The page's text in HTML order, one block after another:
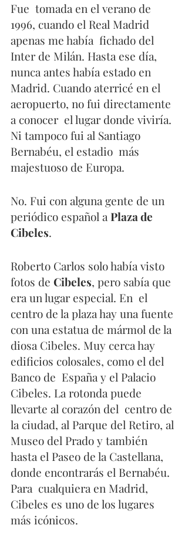
Fue  tomada en el verano de
1996, cuando el Real Madrid
apenas me había  fichado del
Inter de Milán. Hasta ese día,
nunca antes había estado en
Madrid. Cuando aterricé en el
aeropuerto, no fui directamente
a conocer  el lugar donde viviría.
Ni tampoco fui al Santiago
Bernabéu, el estadio  más
majestuoso de Europa.
No. Fui con alguna gente de un
periódico español a Plaza de
Cibeles.
Roberto Carlos solo había visto
fotos de Cibeles, pero sabía que
era un lugar especial. En  el
centro de la plaza hay una fuente
con una estatua de mármol de la
diosa Cibeles. Muy cerca hay
edificios colosales, como el del
Banco de  España y el Palacio
Cibeles. La rotonda puede
llevarte al corazón del  centro de
la ciudad, al Parque del Retiro, al
Museo del Prado y también
hasta el Paseo de la Castellana,
donde encontrarás el Bernabéu.
Para  cualquiera en Madrid,
Cibeles es uno de los lugares
más icónicos.